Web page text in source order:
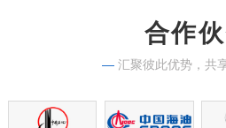
合作
— 汇聚彼此优势，共